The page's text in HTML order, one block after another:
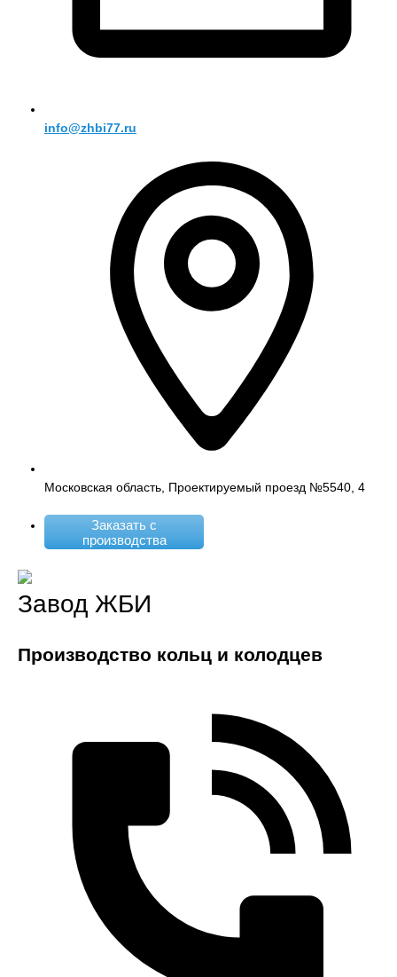
info@zhbi77.ru
Московская область, Проектируемый проезд №5540, 4
Заказать с
производства
Завод ЖБИ
Производство кольц и колодцев